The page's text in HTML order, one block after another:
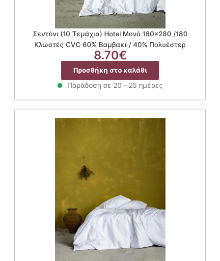
Σεντόνι (10 Τεμάχια) Hotel Μονό 160×280 /180
Κλωστές CVC 60% Βαμβάκι / 40% Πολυέστερ
8.70€
Προσθήκη στο καλάθι
Παράδοση σε 20 - 25 ημέρες